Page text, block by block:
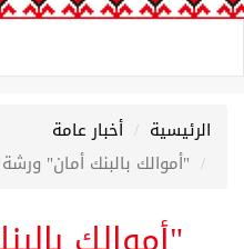
الرئيسية
أخبار عامة
"أموالك بالبنك أمان"